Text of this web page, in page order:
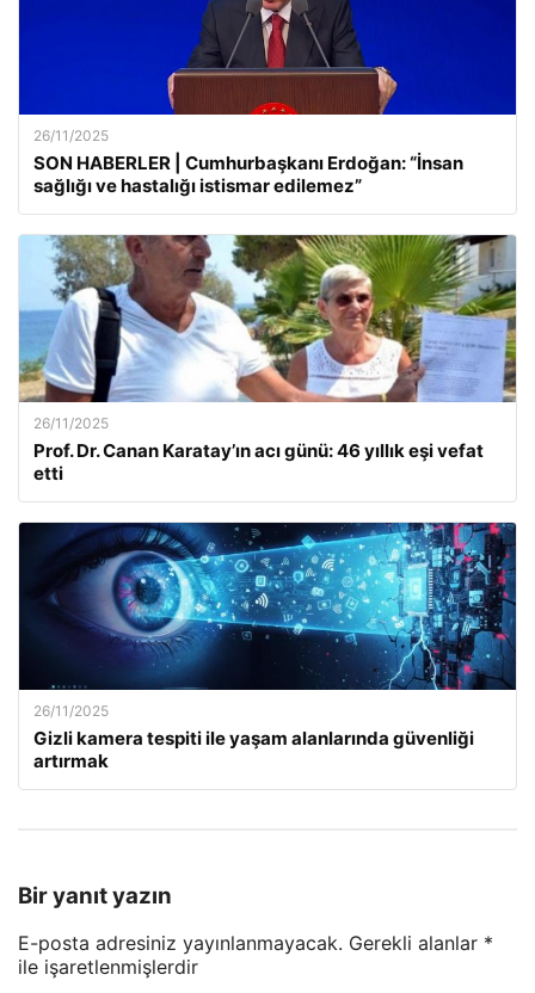
26/11/2025
SON HABERLER | Cumhurbaşkanı Erdoğan: “İnsan
sağlığı ve hastalığı istismar edilemez”
26/11/2025
Prof. Dr. Canan Karatay’ın acı günü: 46 yıllık eşi vefat
etti
26/11/2025
Gizli kamera tespiti ile yaşam alanlarında güvenliği
artırmak
Bir yanıt yazın
E-posta adresiniz yayınlanmayacak. Gerekli alanlar *
ile işaretlenmişlerdir